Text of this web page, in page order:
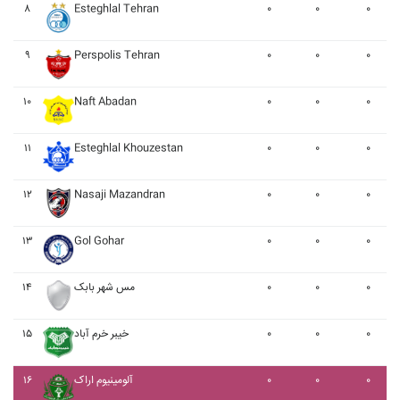
۸ Esteghlal Tehran ۰ ۰ ۰
۹ Perspolis Tehran ۰ ۰ ۰
۱۰ Naft Abadan ۰ ۰ ۰
۱۱ Esteghlal Khouzestan ۰ ۰ ۰
۱۲ Nasaji Mazandran ۰ ۰ ۰
۱۳ Gol Gohar ۰ ۰ ۰
۱۴ مس شهر بابک ۰ ۰ ۰
۱۵ خيبر خرم آباد ۰ ۰ ۰
۱۶ آلومينيوم اراک ۰ ۰ ۰